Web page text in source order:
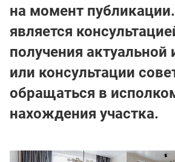
на момент
является
получения
или консультации
обращаться в
нахождения участка.